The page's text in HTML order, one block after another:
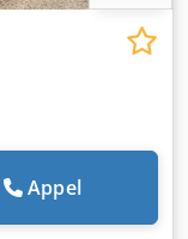
Appel